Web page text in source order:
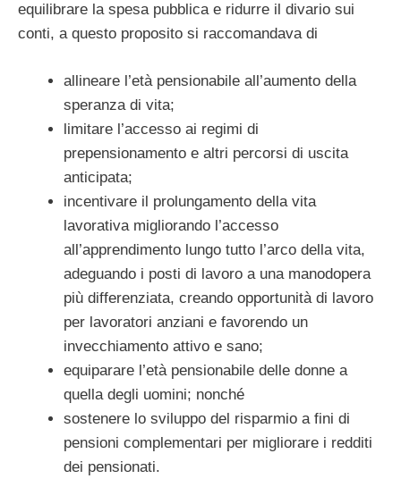
equilibrare la spesa pubblica e ridurre il divario sui
conti, a questo proposito si raccomandava di
allineare l’età pensionabile all’aumento della
speranza di vita;
limitare l’accesso ai regimi di
prepensionamento e altri percorsi di uscita
anticipata;
incentivare il prolungamento della vita
lavorativa migliorando l’accesso
all’apprendimento lungo tutto l’arco della vita,
adeguando i posti di lavoro a una manodopera
più differenziata, creando opportunità di lavoro
per lavoratori anziani e favorendo un
invecchiamento attivo e sano;
equiparare l’età pensionabile delle donne a
quella degli uomini; nonché
sostenere lo sviluppo del risparmio a fini di
pensioni complementari per migliorare i redditi
dei pensionati.